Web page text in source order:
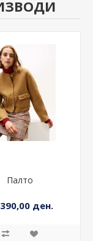
Палто
ден.